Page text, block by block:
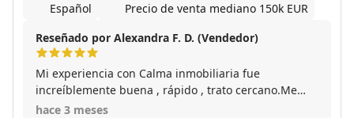
Español
Precio de venta mediano 150k EUR
Reseñado por Alexandra F. D. (Vendedor)
Mi experiencia con Calma inmobiliaria fue
increíblemente buena , rápido , trato cercano.Me
ayudaron y aconsejaron en cada paso que tenía que
hace 3 meses